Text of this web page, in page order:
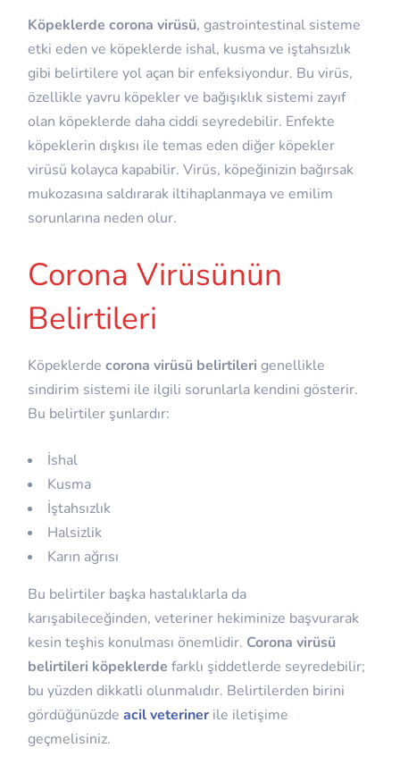
Köpeklerde corona virüsü, gastrointestinal sisteme
etki eden ve köpeklerde ishal, kusma ve iştahsızlık
gibi belirtilere yol açan bir enfeksiyondur. Bu virüs,
özellikle yavru köpekler ve bağışıklık sistemi zayıf
olan köpeklerde daha ciddi seyredebilir. Enfekte
köpeklerin dışkısı ile temas eden diğer köpekler
virüsü kolayca kapabilir. Virüs, köpeğinizin bağırsak
mukozasına saldırarak iltihaplanmaya ve emilim
sorunlarına neden olur.
Corona Virüsünün
Belirtileri
Köpeklerde corona virüsü belirtileri genellikle
sindirim sistemi ile ilgili sorunlarla kendini gösterir.
Bu belirtiler şunlardır:
İshal
Kusma
İştahsızlık
Halsizlik
Karın ağrısı
Bu belirtiler başka hastalıklarla da
karışabileceğinden, veteriner hekiminize başvurarak
kesin teşhis konulması önemlidir. Corona virüsü
belirtileri köpeklerde farklı şiddetlerde seyredebilir;
bu yüzden dikkatli olunmalıdır. Belirtilerden birini
gördüğünüzde acil veteriner ile iletişime
geçmelisiniz.